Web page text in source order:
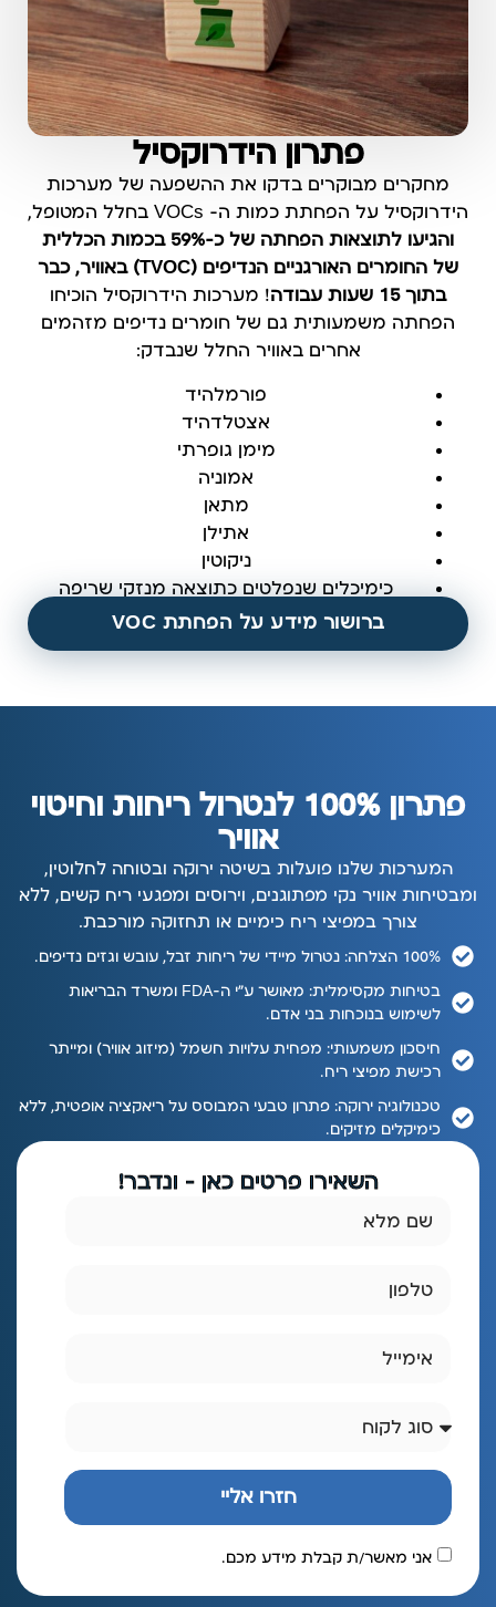
פתרון הידרוקסיל
מחקרים מבוקרים בדקו את ההשפעה של מערכות
הידרוקסיל על הפחתת כמות ה- VOCs בחלל המטופל,
והגיעו לתוצאות הפחתה של כ-59% בכמות הכללית
של החומרים האורגניים הנדיפים (TVOC) באוויר, כבר
בתוך 15 שעות עבודה
! מערכות הידרוקסיל הוכיחו
הפחתה משמעותית גם של חומרים נדיפים מזהמים
אחרים באוויר החלל שנבדק:
פורמלהיד
אצטלדהיד
מימן גופרתי
אמוניה
מתאן
אתילן
ניקוטין
כימיכלים שנפלטים כתוצאה מנזקי שריפה
ברושור מידע על הפחתת VOC
פתרון 100% לנטרול ריחות וחיטוי
אוויר
המערכות שלנו פועלות בשיטה ירוקה ובטוחה לחלוטין,
ומבטיחות אוויר נקי מפתוגנים, וירוסים ומפגעי ריח קשים, ללא
צורך במפיצי ריח כימיים או תחזוקה מורכבת.
100% הצלחה: נטרול מיידי של ריחות זבל, עובש וגזים נדיפים.
בטיחות מקסימלית: מאושר ע"י ה-FDA ומשרד הבריאות
לשימוש בנוכחות בני אדם.
חיסכון משמעותי: מפחית עלויות חשמל (מיזוג אוויר) ומייתר
רכישת מפיצי ריח.
טכנולוגיה ירוקה: פתרון טבעי המבוסס על ריאקציה אופטית, ללא
כימיקלים מזיקים.
השאירו פרטים כאן - ונדבר!
אני מאשר/ת קבלת מידע מכם.
חזרו אליי